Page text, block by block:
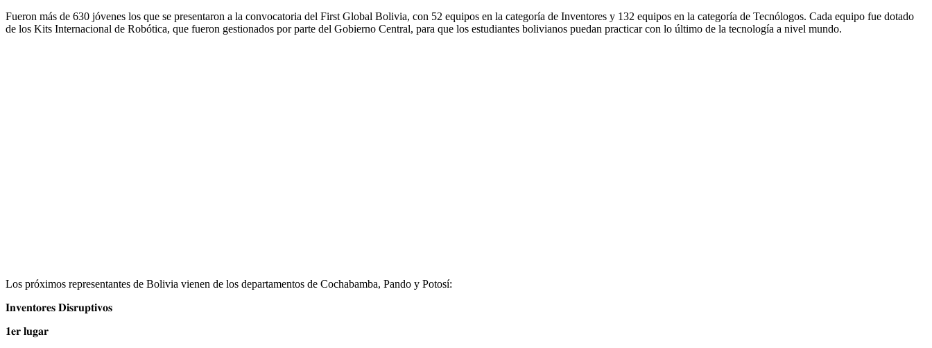
Fueron más de 630 jóvenes los que se presentaron a la convocatoria del First Global Bolivia, con 52 equipos en la categoría de Inventores y 132 equipos en la categoría de Tecnólogos. Cada equipo fue dotado
de los Kits Internacional de Robótica, que fueron gestionados por parte del Gobierno Central, para que los estudiantes bolivianos puedan practicar con lo último de la tecnología a nivel mundo.
Los próximos representantes de Bolivia vienen de los departamentos de Cochabamba, Pando y Potosí:
𝐈𝐧𝐯𝐞𝐧𝐭𝐨𝐫𝐞𝐬 𝐃𝐢𝐬𝐫𝐮𝐩𝐭𝐢𝐯𝐨𝐬
𝟏𝐞𝐫 𝐥𝐮𝐠𝐚𝐫